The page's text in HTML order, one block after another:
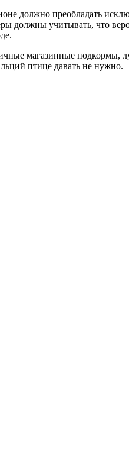
должно преобладать
должны учитывать, что
магазинные подкормы,
птице давать не нужно.